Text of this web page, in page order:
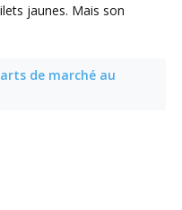
jaunes. Mais son
de marché au